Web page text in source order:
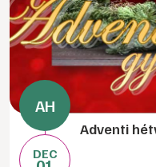
DEC
Adventi